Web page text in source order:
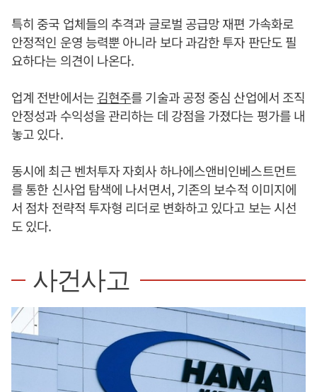
특히 중국 업체들의 추격과 글로벌 공급망 재편 가속화로
안정적인 운영 능력뿐 아니라 보다 과감한 투자 판단도 필
요하다는 의견이 나온다.
업계 전반에서는김현주를 기술과 공정 중심 산업에서 조직
안정성과 수익성을 관리하는 데 강점을 가졌다는 평가를 내
놓고 있다.
동시에 최근 벤처투자 자회사 하나에스앤비인베스트먼트
를 통한 신사업 탐색에 나서면서, 기존의 보수적 이미지에
서 점차 전략적 투자형 리더로 변화하고 있다고 보는 시선
도 있다.
사건사고